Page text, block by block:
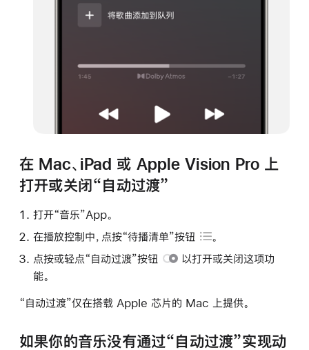
在 Mac、iPad 或 Apple Vision Pro 上
打开或关闭“自动过渡”
打开“音乐”App。
在播放控制中，点按“待播清单”按钮
。
点按或轻点“自动过渡”按钮
以打开或关闭这项功
能。
“自动过渡”仅在搭载 Apple 芯片的 Mac 上提供。
如果你的音乐没有通过“自动过渡”实现动